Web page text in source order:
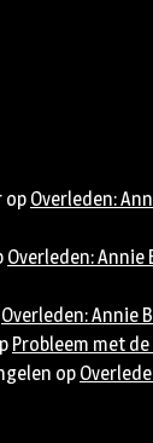
op Overleden:
Overleden: Annie
Overleden: Annie
Probleem met
op